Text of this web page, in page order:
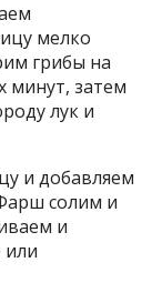
мелко
грибы на
минут, затем
лук и
и добавляем
солим и
и